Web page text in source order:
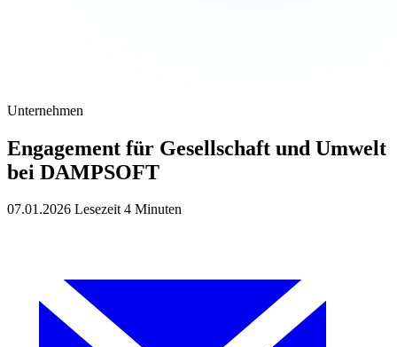
Unternehmen
Engagement für Gesellschaft und Umwelt
bei DAMPSOFT
07.01.2026 Lesezeit 4 Minuten